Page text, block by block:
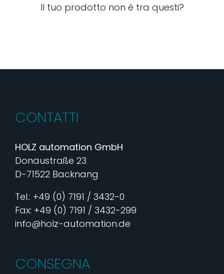
Il tuo prodotto non è tra questi?
CONTATTI
HOLZ automation GmbH
Donaustraße 23
D-71522 Backnang
Tel.: +49 (0) 7191 / 3432-0
Fax: +49 (0) 7191 / 3432-299
info@holz-automation.de
CONSEGNA